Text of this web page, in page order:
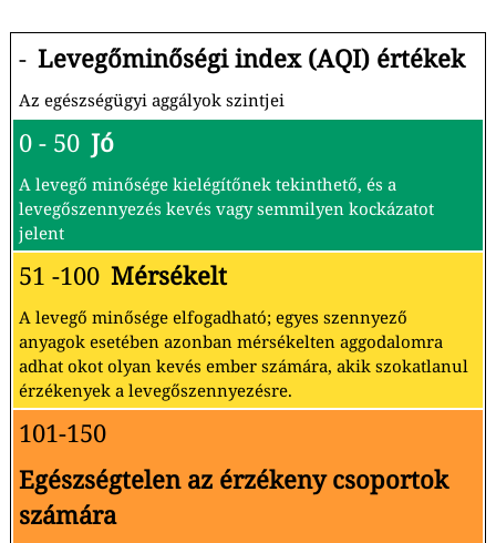
- Levegőminőségi index (AQI) értékek
Az egészségügyi aggályok szintjei
0 - 50 Jó
A levegő minősége kielégítőnek tekinthető, és a
levegőszennyezés kevés vagy semmilyen kockázatot
jelent
51 -100 Mérsékelt
A levegő minősége elfogadható; egyes szennyező
anyagok esetében azonban mérsékelten aggodalomra
adhat okot olyan kevés ember számára, akik szokatlanul
érzékenyek a levegőszennyezésre.
101-150
Egészségtelen az érzékeny csoportok
számára